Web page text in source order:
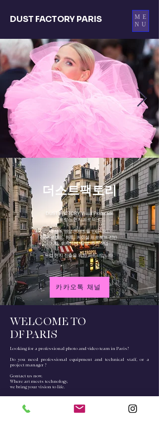
DUST FACTORY PARIS
ME
NU
​더스트팩토리
DUST FACTORY Visual Production
프랑스 현지 프로덕션
사진과 영상 콘텐츠를 만듭니다.
한국 브랜드, 아트, 커머셜 프로젝트 전반.
기획, 로케이션, 촬영, 후반작업
유럽 현지 진출을 위한 파트너입니다.
카카오톡 채널
WELCOME TO
DF PARIS
Looking for a professional photo and video team in Paris?
Do you need professional equipment and technical staff, or a
project manager ?
Contact us now.
Where art meets technology,
we bring your vision to life.